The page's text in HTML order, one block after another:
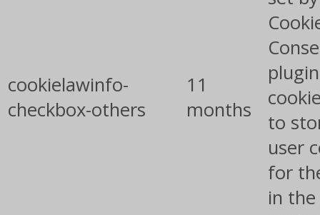
cookielawinfo-
checkbox-others
11
months
to
user
for
in